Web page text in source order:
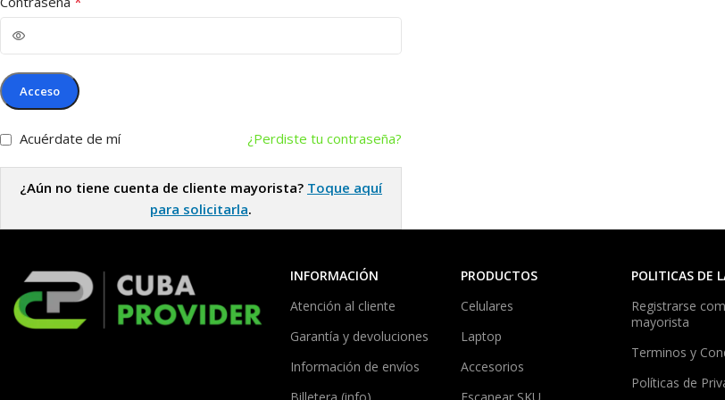
Acceso
¿Perdiste tu contraseña?
Acuérdate de mí
¿Aún no tiene cuenta de cliente mayorista? Toque aquí
para solicitarla.
INFORMACIÓN
Atención al cliente
Garantía y devoluciones
Información de envíos
PRODUCTOS
Celulares
Laptop
Accesorios
POLITICAS DE
Registrarse
mayorista
Terminos y
Políticas de